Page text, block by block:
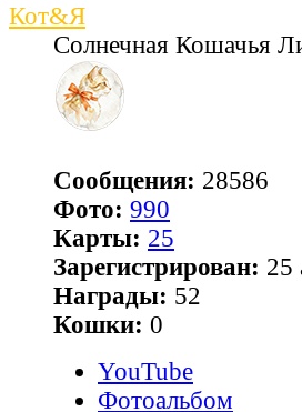
Кот&Я
Солнечная Кошачья
Сообщения: 28586
Фото: 990
Карты: 25
Зарегистрирован: 25
Награды: 52
Кошки: 0
YouTube
Фотоальбом